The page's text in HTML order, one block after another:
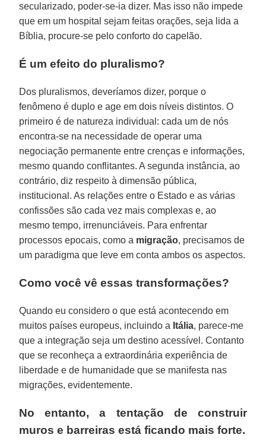
secularizado, poder-se-ia dizer. Mas isso não impede
que em um hospital sejam feitas orações, seja lida a
Bíblia, procure-se pelo conforto do capelão.
É um efeito do pluralismo?
Dos pluralismos, deveríamos dizer, porque o
fenômeno é duplo e age em dois níveis distintos. O
primeiro é de natureza individual: cada um de nós
encontra-se na necessidade de operar uma
negociação permanente entre crenças e informações,
mesmo quando conflitantes. A segunda instância, ao
contrário, diz respeito à dimensão pública,
institucional. As relações entre o Estado e as várias
confissões são cada vez mais complexas e, ao
mesmo tempo, irrenunciáveis. Para enfrentar
processos epocais, como a migração, precisamos de
um paradigma que leve em conta ambos os aspectos.
Como você vê essas transformações?
Quando eu considero o que está acontecendo em
muitos países europeus, incluindo a Itália, parece-me
que a integração seja um destino acessível. Contanto
que se reconheça a extraordinária experiência de
liberdade e de humanidade que se manifesta nas
migrações, evidentemente.
No entanto, a tentação de construir
muros e barreiras está ficando mais forte.